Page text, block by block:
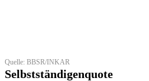
Quelle: BBSR/INKAR
Selbstständigenquote